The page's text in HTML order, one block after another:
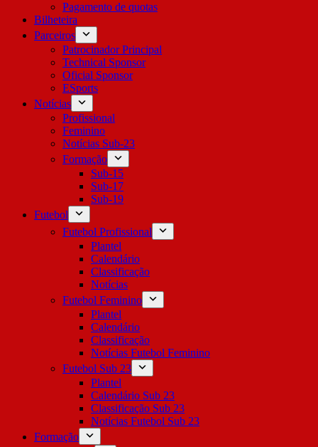
Pagamento de quotas
Bilheteira
Parceiros
Patrocinador Principal
Technical Sponsor
Oficial Sponsor
ESports
Notícias
Profissional
Feminino
Notícias Sub-23
Formação
Sub-15
Sub-17
Sub-19
Futebol
Futebol Profissional
Plantel
Calendário
Classificação
Notícias
Futebol Feminino
Plantel
Calendário
Classificação
Notícias Futebol Feminino
Futebol Sub 23
Plantel
Calendário Sub 23
Classificação Sub 23
Notícias Futebol Sub 23
Formação